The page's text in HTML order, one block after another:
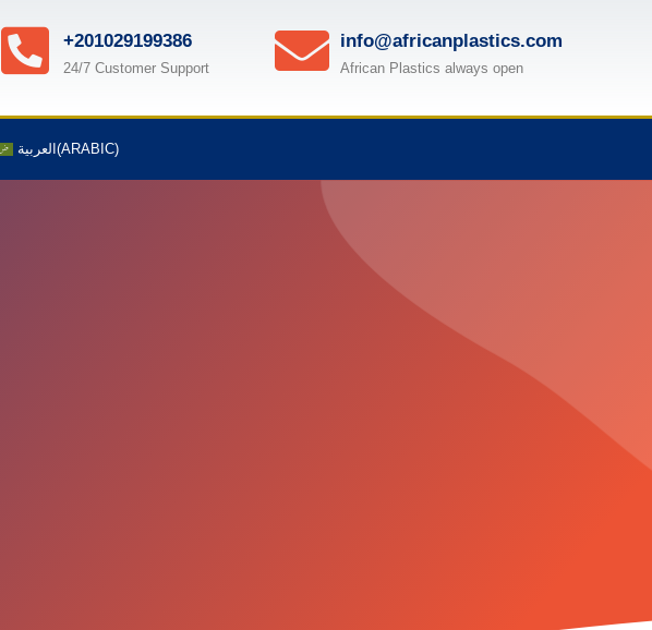
+201029199386
24/7 Customer Support
info@africanplastics.com
African Plastics always open
العربية(ARABIC)